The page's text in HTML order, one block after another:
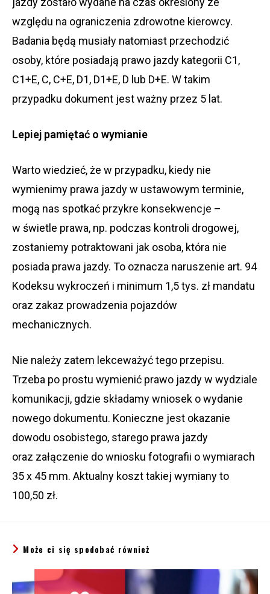
względu na ograniczenia zdrowotne kierowcy.
Badania będą musiały natomiast przechodzić
osoby, które posiadają prawo jazdy kategorii C1,
C1+E, C, C+E, D1, D1+E, D lub D+E. W takim
przypadku dokument jest ważny przez 5 lat.
Lepiej pamiętać o wymianie
Warto wiedzieć, że w przypadku, kiedy nie
wymienimy prawa jazdy w ustawowym terminie,
mogą nas spotkać przykre konsekwencje –
w świetle prawa, np. podczas kontroli drogowej,
zostaniemy potraktowani jak osoba, która nie
posiada prawa jazdy. To oznacza naruszenie art. 94
Kodeksu wykroczeń i minimum 1,5 tys. zł mandatu
oraz zakaz prowadzenia pojazdów
mechanicznych.
Nie należy zatem lekceważyć tego przepisu.
Trzeba po prostu wymienić prawo jazdy w wydziale
komunikacji, gdzie składamy wniosek o wydanie
nowego dokumentu. Konieczne jest okazanie
dowodu osobistego, starego prawa jazdy
oraz załączenie do wniosku fotografii o wymiarach
35 x 45 mm. Aktualny koszt takiej wymiany to
100,50 zł.
Może ci się spodobać również